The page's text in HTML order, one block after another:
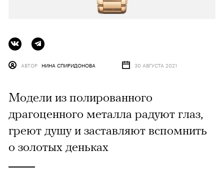
АВТОР НИНА СПИРИДОНОВА 30 АВГУСТА 2021
Модели из полированного
драгоценного металла радуют глаз,
греют душу и заставляют вспомнить
о золотых деньках